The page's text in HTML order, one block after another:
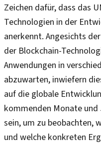
Zeichen dafür, dass das
Technologien in der
anerkennt. Angesichts
der Blockchain-
Anwendungen in
abzuwarten, inwiefern
auf die globale
kommenden Monate
sein, um zu beobachten,
und welche konkreten